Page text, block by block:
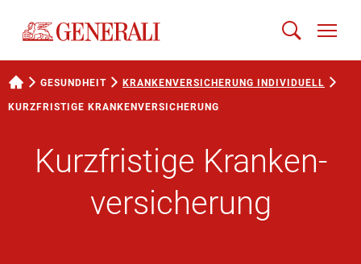
GESUNDHEIT KRANKENVERSICHERUNG INDIVIDUELL
KURZFRISTIGE KRANKENVERSICHERUNG
Kurzfristige Kranken­
versicherung